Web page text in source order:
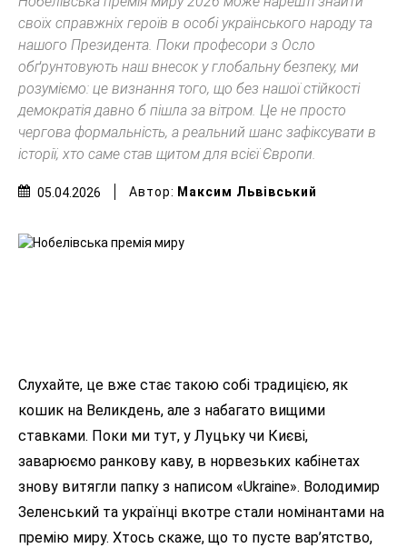
своїх справжніх героїв в особі українського народу та
нашого Президента. Поки професори з Осло
обґрунтовують наш внесок у глобальну безпеку, ми
розуміємо: це визнання того, що без нашої стійкості
демократія давно б пішла за вітром. Це не просто
чергова формальність, а реальний шанс зафіксувати в
історії, хто саме став щитом для всієї Європи.
05.04.2026 Автор: Максим Львівський
Слухайте, це вже стає такою собі традицією, як
кошик на Великдень, але з набагато вищими
ставками. Поки ми тут, у Луцьку чи Києві,
заварюємо ранкову каву, в норвезьких кабінетах
знову витягли папку з написом «Ukraine». Володимир
Зеленський та українці вкотре стали номінантами на
премію миру. Хтось скаже, що то пусте вар’ятство,